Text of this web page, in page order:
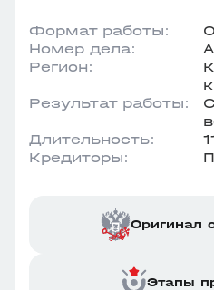
Формат работы:
Номер дела:
Регион:
Результат работы:
Длительность:
Кредиторы:
Оригинал
Этапы